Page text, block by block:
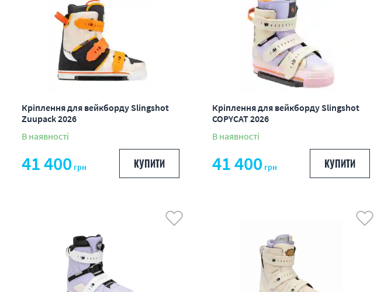
Кріплення для вейкборду Slingshot
Zuupack 2026
В наявності
41 400 грн КУПИТИ
Кріплення для вейкборду Slingshot
COPYCAT 2026
В наявності
41 400 грн КУПИТИ